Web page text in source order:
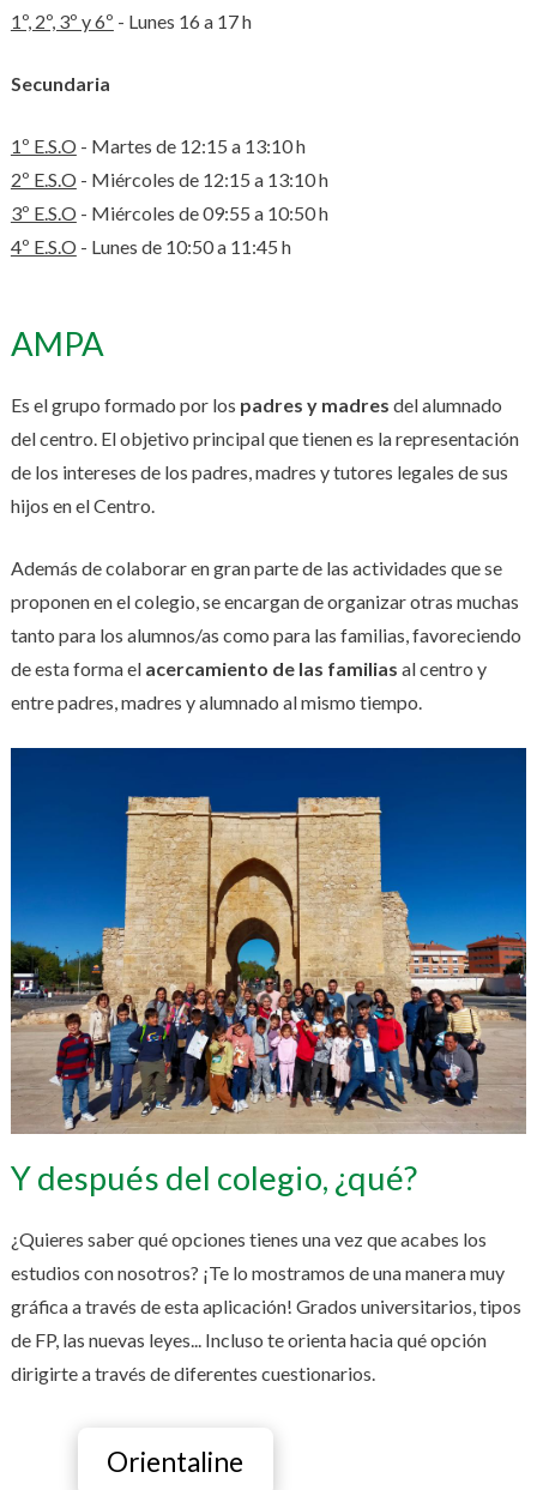
1º, 2º, 3º y 6º - Lunes 16 a 17 h
Secundaria
1º E.S.O - Martes de 12:15 a 13:10 h
2º E.S.O - Miércoles de 12:15 a 13:10 h
3º E.S.O - Miércoles de 09:55 a 10:50 h
4º E.S.O - Lunes de 10:50 a 11:45 h
AMPA
Es el grupo formado por los padres y madres del alumnado
del centro. El objetivo principal que tienen es la representación
de los intereses de los padres, madres y tutores legales de sus
hijos en el Centro.
Además de colaborar en gran parte de las actividades que se
proponen en el colegio, se encargan de organizar otras muchas
tanto para los alumnos/as como para las familias, favoreciendo
de esta forma el acercamiento de las familias al centro y
entre padres, madres y alumnado al mismo tiempo.
Y después del colegio, ¿qué?
¿Quieres saber qué opciones tienes una vez que acabes los
estudios con nosotros? ¡Te lo mostramos de una manera muy
gráfica a través de esta aplicación! Grados universitarios, tipos
de FP, las nuevas leyes... Incluso te orienta hacia qué opción
dirigirte a través de diferentes cuestionarios.
Orientaline